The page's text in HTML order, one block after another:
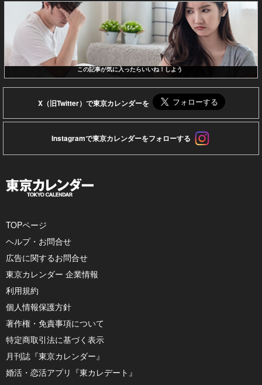
この記事が気に入ったらいいね！しよう
X（旧Twitter）で東京カレンダーを
Instagramで東京カレンダーをフォローする
TOPページ
ヘルプ・お問合せ
広告に関するお問合せ
東京カレンダー 企業情報
利用規約
個人情報保護方針
著作権・免責事項について
特定商取引法に基づく表示
月刊誌『東京カレンダー』
婚活・恋活アプリ『東カレデート』